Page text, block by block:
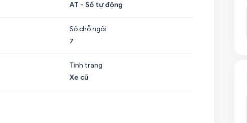
AT - Số tự động
Số chỗ ngồi
7
Tình trạng
Xe cũ